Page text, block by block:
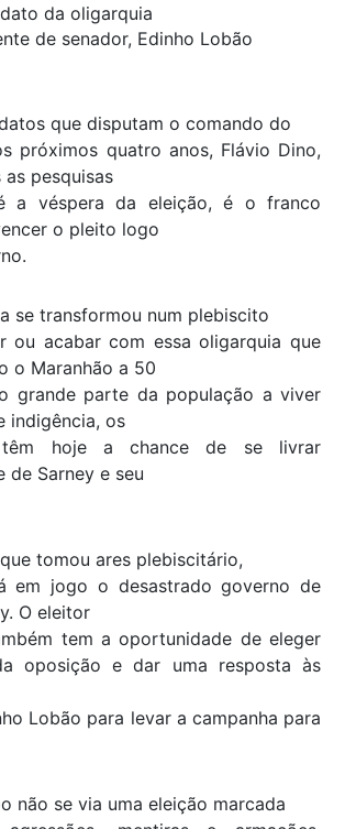
da oligarquia
de senador, Edinho Lobão
que disputam o comando do
próximos quatro anos, Flávio Dino,
pesquisas
a véspera da eleição, é o franco
o pleito logo
se transformou num plebiscito
ou acabar com essa oligarquia que
o Maranhão a 50
grande parte da população a viver
indigência, os
têm hoje a chance de se livrar
de Sarney e seu
tomou ares plebiscitário,
em jogo o desastrado governo de
O eleitor
tem a oportunidade de eleger
oposição e dar uma resposta às
Lobão para levar a campanha para
não se via uma eleição marcada